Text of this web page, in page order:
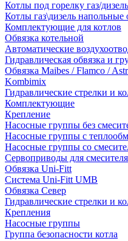
Котлы под горелку газ/дизель
Котлы газ\дизель напольные
Комплектующие для котлов
Обвязка котельной
Автоматические
Гидравлическая обвязка и
Обвязка Maibes / Flamco /
Kombimix
Гидравлические стрелки и
Комплектующие
Крепление
Насосные группы без
Насосные группы с
Насосные группы со
Сервоприводы для смесителя
Обвязка Uni-Fitt
Система Uni-Fitt UMB
Обвязка Север
Гидравлические стрелки и
Крепления
Насосные группы
Группа безопасности котла